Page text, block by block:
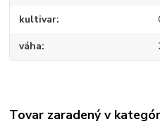
kultivar
váha
Tovar zaradený v